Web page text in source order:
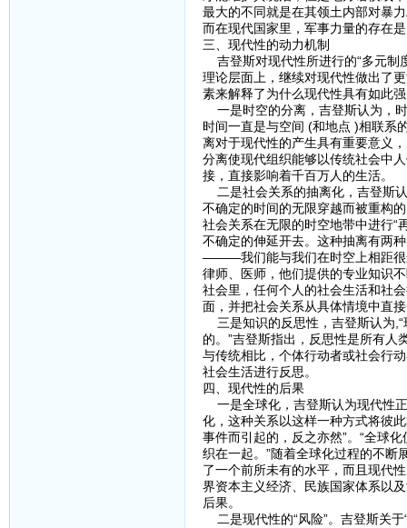
最大的不同就是在其领土内部对暴
而在现代国家里，军事力量的存在
三、现代性的动力机制
吉登斯对现代性所进行的“多元制
理论层面上，继续对现代性做出了
素来解释了为什么现代性具有如此
一是时空的分离，吉登斯认为，
时间一直是与空间 (和地点 )相联系
离对于现代性的产生具有重要意义
分离使现代组织能够以传统社会中
接，直接影响着千百万人的生活。
二是社会关系的抽离化，吉登斯认
不确定的时间的无限穿越而被重构的
社会关系在无限的时空地带中进行“
不确定的伸延开去。这种抽离有两
———我们能与我们在时空上相距很
律师、医师，他们提供的专业知识
社会里，任何个人的社会生活和社
面，并把社会关系从具体情境中直
三是知识的反思性，吉登斯认为,“
的。”吉登斯指出，反思性是所有
与传统相比，个体行动者或社会行
社会生活进行反思。
四、现代性的后果
一是全球化，吉登斯认为现代性
化，这种关系以这样一种方式将彼
事件而引起的，反之亦然”。“全球
织在一起。”随着全球化过程的不断
了一个前所未有的水平，而且现代
界资本主义经济、民族国家体系以
后果。
二是现代性的“风险”。吉登斯关于